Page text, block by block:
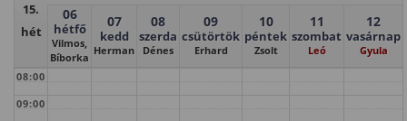
15.
hét
06
hétfő
Vilmos,
Bíborka
07
kedd
Herman
08
szerda
Dénes
09
csütörtök
Erhard
10
péntek
Zsolt
11
szombat
Leó
12
vasárnap
Gyula
08:00
09:00